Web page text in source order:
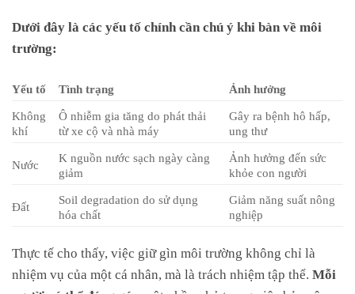
Dưới đây là các yếu tố chính cần chú ý khi bàn về môi
trường:
Yếu tố Tình trạng Ảnh hưởng
Không
khí
Ô nhiễm gia tăng do phát thải
từ xe cộ và nhà máy
Gây ra bệnh hô hấp,
ung thư
Nước
K nguồn nước sạch ngày càng
giảm
Ảnh hưởng đến sức
khỏe con người
Đất
Soil degradation do sử dụng
hóa chất
Giảm năng suất nông
nghiệp
Thực tế cho thấy, việc giữ gìn môi trường không chỉ là
nhiệm vụ của một cá nhân, mà là trách nhiệm tập thể. Mỗi